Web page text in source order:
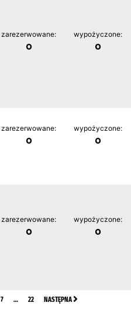
zarezerwowane:
0
wypożyczone:
0
zarezerwowane:
0
wypożyczone:
0
zarezerwowane:
0
wypożyczone:
0
7 … 22 NASTĘPNA